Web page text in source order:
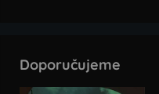
Doporučujeme